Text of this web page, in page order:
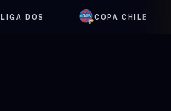
LIGA DOS COPA CHILE